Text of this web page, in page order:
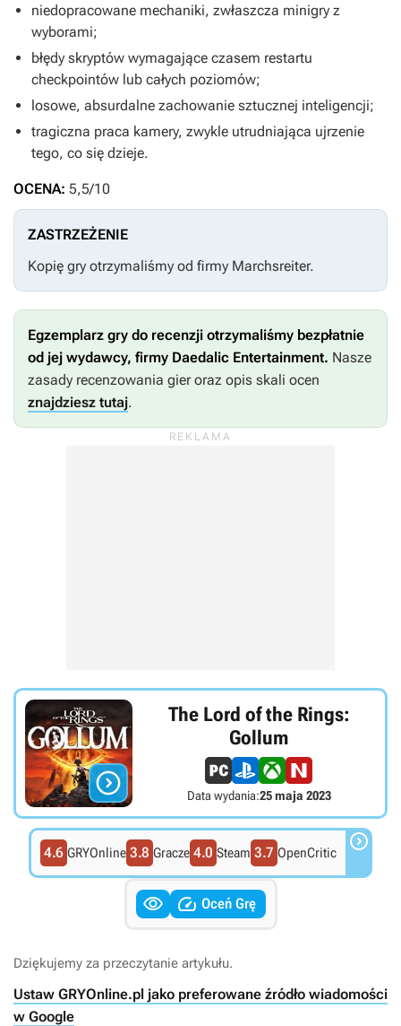
niedopracowane mechaniki, zwłaszcza minigry z
wyborami;
błędy skryptów wymagające czasem restartu
checkpointów lub całych poziomów;
losowe, absurdalne zachowanie sztucznej inteligencji;
tragiczna praca kamery, zwykle utrudniająca ujrzenie
tego, co się dzieje.
OCENA: 5,5/10
ZASTRZEŻENIE
Kopię gry otrzymaliśmy od firmy Marchsreiter.
Egzemplarz gry do recenzji otrzymaliśmy bezpłatnie
od jej wydawcy, firmy Daedalic Entertainment. Nasze
zasady recenzowania gier oraz opis skali ocen
znajdziesz tutaj.

The Lord of the Rings:
Gollum
Data wydania:25 maja 2023
4.6 GRYOnline 3.8 Gracze 4.0 Steam 3.7 OpenCritic 
  Oceń Grę
Dziękujemy za przeczytanie artykułu.
Ustaw GRYOnline.pl jako preferowane źródło wiadomości
w Google